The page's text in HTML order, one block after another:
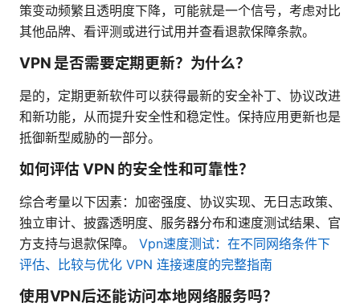
策变动频繁且透明度下降，可能就是一个信号，考虑对比
其他品牌、看评测或进行试用并查看退款保障条款。
VPN 是否需要定期更新？为什么？
是的，定期更新软件可以获得最新的安全补丁、协议改进
和新功能，从而提升安全性和稳定性。保持应用更新也是
抵御新型威胁的一部分。
如何评估 VPN 的安全性和可靠性？
综合考量以下因素：加密强度、协议实现、无日志政策、
独立审计、披露透明度、服务器分布和速度测试结果、官
方支持与退款保障。 Vpn速度测试：在不同网络条件下
评估、比较与优化 VPN 连接速度的完整指南
使用VPN后还能访问本地网络服务吗？